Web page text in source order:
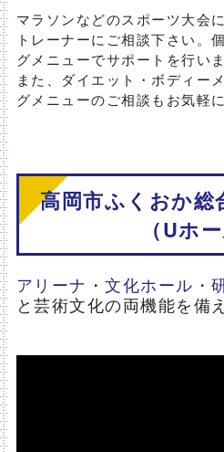
マラソンなどのスポーツ大会
トレーナーにご相談下さい。
グメニューでサポートを行いま
また、ダイエット・ボディー
グメニューのご相談もお気軽
高岡市ふくおか総
（Uホ
アリーナ ・文化ホール・
と芸術文化の両機能を備